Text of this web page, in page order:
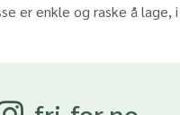
er enkle og raske å lage,